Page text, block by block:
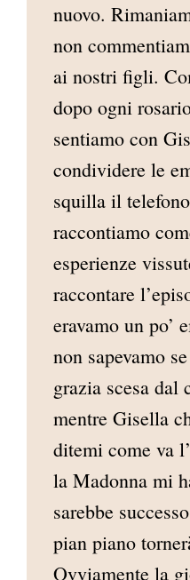
nuovo.
non
ai nostri figli.
dopo ogni
sentiamo con
condividere le
squilla il
raccontiamo
esperienze
raccontare
eravamo un po’
non sapevamo
grazia scesa dal
mentre Gisella
ditemi come va
la Madonna mi
sarebbe
pian piano
Ovviamente la